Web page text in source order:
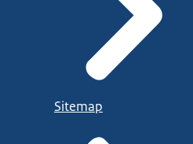
Sitemap